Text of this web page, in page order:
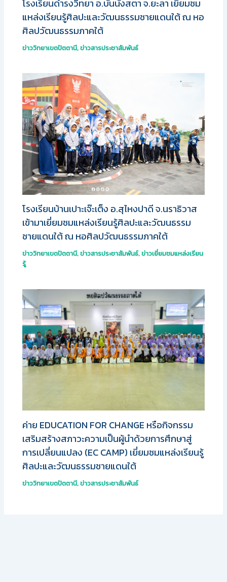
โรงเรียนดํารงวิทยา อ.บันนังสตา จ.ยะลา เยี่ยมชม
แหล่งเรียนรู้ศิลปะและวัฒนธรรมชายแดนใต้ ณ หอ
ศิลปวัฒนธรรมภาคใต้
ข่าววิทยาเขตปัตตานี,ข่าวสารประชาสัมพันธ์
โรงเรียนบ้านเปาะเจ๊ะเต็ง อ.สุไหงปาดี จ.นราธิวาส
เข้ามาเยี่ยมชมแหล่งเรียนรู้ศิลปะและวัฒนธรรม
ชายแดนใต้ ณ หอศิลปวัฒนธรรมภาคใต้
ข่าววิทยาเขตปัตตานี,ข่าวสารประชาสัมพันธ์,ข่าวเยี่ยมชมแหล่งเรียน
รู้
ค่าย EDUCATION FOR CHANGE หรือกิจกรรม
เสริมสร้างสภาวะความเป็นผู้นำด้วยการศึกษาสู่
การเปลี่ยนแปลง (EC CAMP) เยี่ยมชมแหล่งเรียนรู้
ศิลปะและวัฒนธรรมชายแดนใต้
ข่าววิทยาเขตปัตตานี,ข่าวสารประชาสัมพันธ์